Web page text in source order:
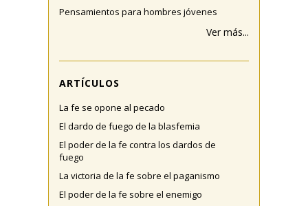
Pensamientos para hombres jóvenes
Ver más...
ARTÍCULOS
La fe se opone al pecado
El dardo de fuego de la blasfemia
El poder de la fe contra los dardos de
fuego
La victoria de la fe sobre el paganismo
El poder de la fe sobre el enemigo